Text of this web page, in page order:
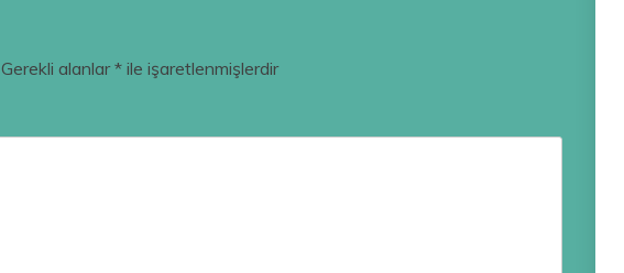
Gerekli alanlar* ile işaretlenmişlerdir